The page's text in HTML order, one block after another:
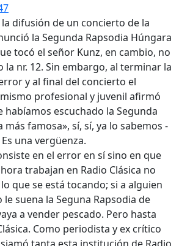
difusión de un concierto de la
la Segunda Rapsodia Húngara
tocó el señor Kunz, en cambio, no
la nr. 12. Sin embargo, al terminar la
y al final del concierto el
profesional y juvenil afirmó
habíamos escuchado la Segunda
famosa», sí, sí, ya lo sabemos -
una vergüenza.
en el error en sí sino en que
trabajan en Radio Clásica no
que se está tocando; si a alguien
suena la Seguna Rapsodia de
a vender pescado. Pero hasta
Como periodista y ex crítico